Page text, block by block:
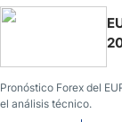
Pronóstico Forex del
el análisis técnico.